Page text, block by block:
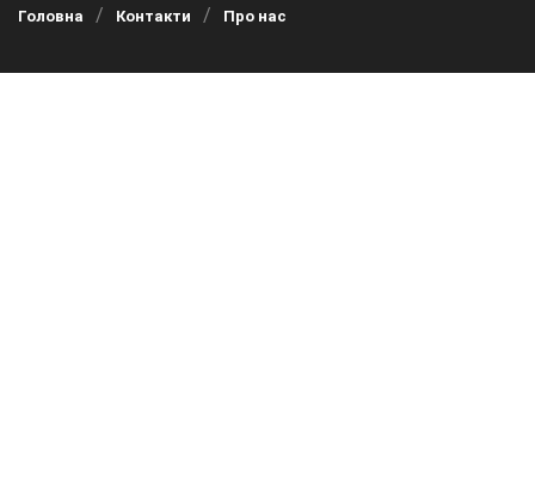
Головна
Контакти Про нас